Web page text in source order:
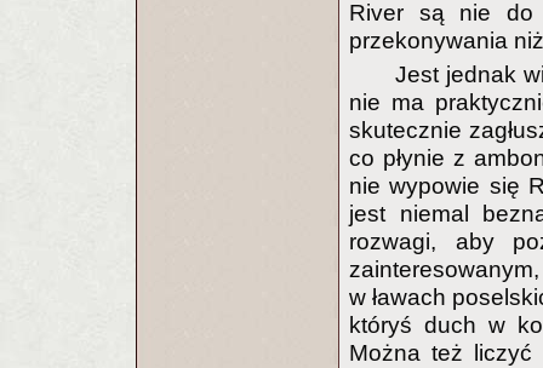
River są nie do
przekonywania
Jest jednak
nie ma
skutecznie
co płynie z
nie wypowie się
jest niemal
rozwagi, aby
w ławach
któryś duch w
Można też liczyć